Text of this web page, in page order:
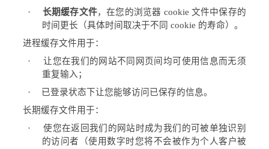
·
长期缓存文件，在您的浏览器 cookie 文件中保存的
时间更长（具体时间取决于不同 cookie 的寿命）。
进程缓存文件用于：
·
让您在我们的网站不同网页间均可使用信息而无须
重复输入；
·
已登录状态下让您能够访问已保存的信息。
长期缓存文件用于：
·
使您在返回我们的网站时成为我们的可被单独识别
的访问者（使用数字时您将不会被作为个人客户被